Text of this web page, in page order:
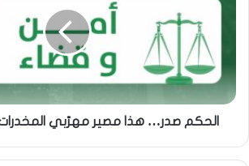
الحكم صدر… هذا مصير مهرّبي